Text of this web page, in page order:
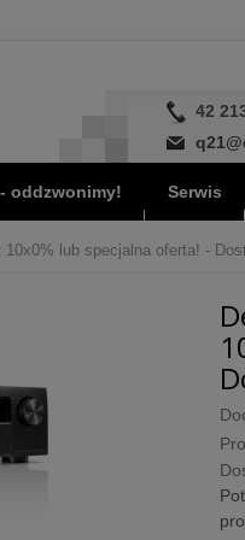
42
oddzwonimy! Serwis
lub specjalna oferta! -